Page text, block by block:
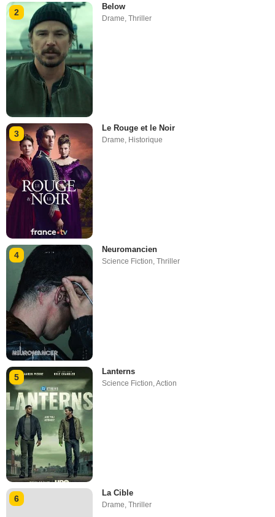
2
Below
Drame,Thriller
3
Le Rouge et le Noir
Drame, Historique
4
Neuromancien
Science Fiction,Thriller
5
Lanterns
Science Fiction ,Action
6
La Cible
Drame,Thriller